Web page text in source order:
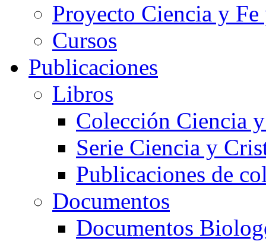
Proyecto Ciencia y
Cursos
Publicaciones
Libros
Colección Ciencia
Serie Ciencia y
Publicaciones de
Documentos
Documentos